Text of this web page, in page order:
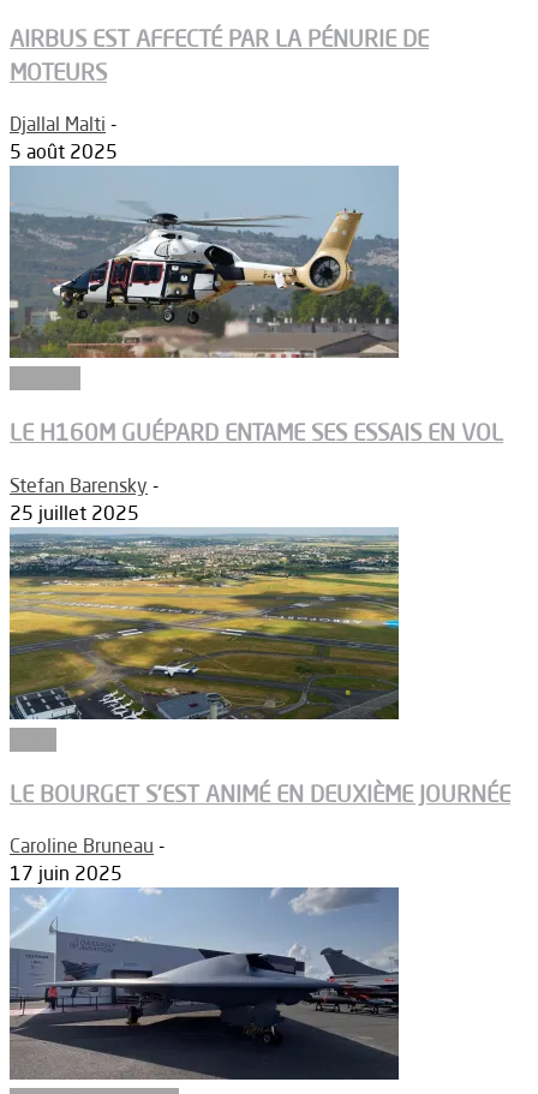
AIRBUS EST AFFECTÉ PAR LA PÉNURIE DE
MOTEURS
Djallal Malti -
5 août 2025
LE H160M GUÉPARD ENTAME SES ESSAIS EN VOL
Stefan Barensky -
25 juillet 2025
LE BOURGET S’EST ANIMÉ EN DEUXIÈME JOURNÉE
Caroline Bruneau -
17 juin 2025